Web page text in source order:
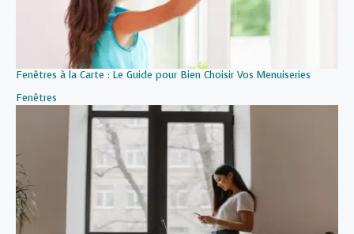
Fenêtres à la Carte : Le Guide pour Bien Choisir Vos Menuiseries
Par rapport à
Fenêtres